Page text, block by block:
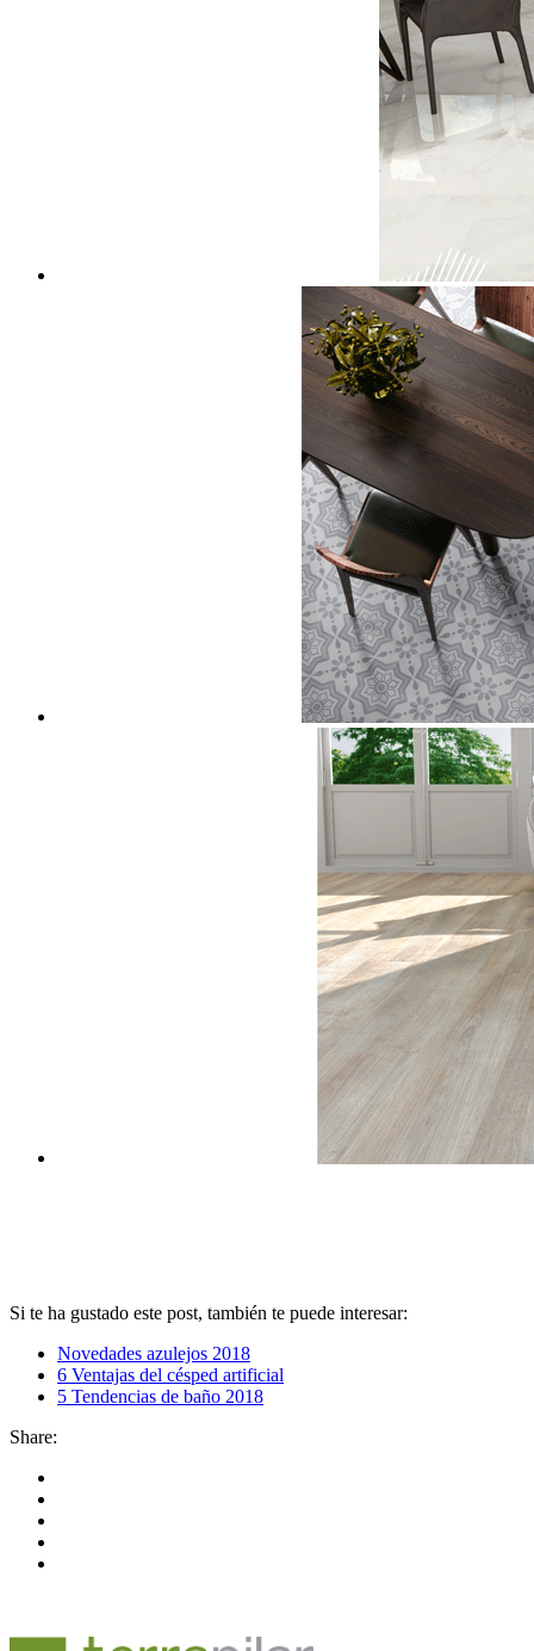
Si te ha gustado este post, también te puede interesar:
Novedades azulejos 2018
6 Ventajas del césped artificial
5 Tendencias de baño 2018
Share: